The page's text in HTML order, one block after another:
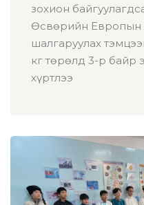
зохион
Өсвөрийн Европын
шалгаруулах
кг төрөлд 3-р байр
хүртлээ